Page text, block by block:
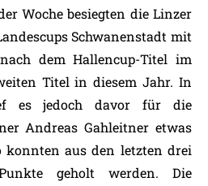
Woche besiegten die Linzer
Schwanenstadt mit
dem Hallencup-Titel im
Titel in diesem Jahr. In
es jedoch davor für die
Andreas Gahleitner etwas
konnten aus den letzten drei
geholt werden. Die